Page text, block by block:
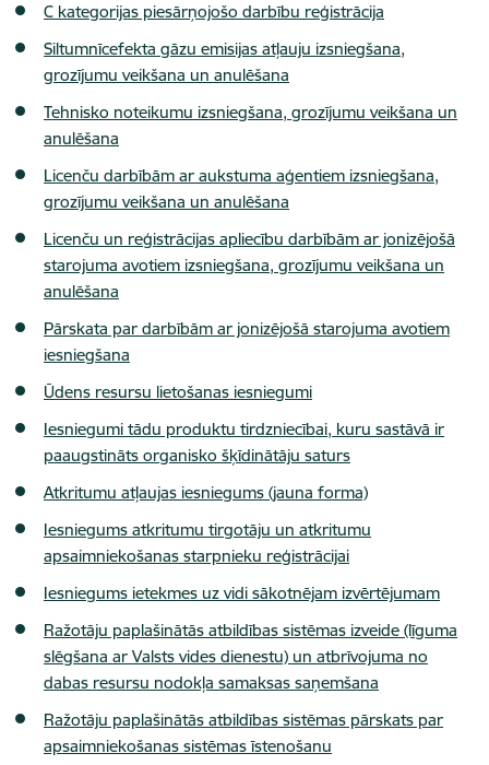
C kategorijas piesārņojošo darbību reģistrācija
Siltumnīcefekta gāzu emisijas atļauju izsniegšana,
grozījumu veikšana un anulēšana
Tehnisko noteikumu izsniegšana, grozījumu veikšana un
anulēšana
Licenču darbībām ar aukstuma aģentiem izsniegšana,
grozījumu veikšana un anulēšana
Licenču un reģistrācijas apliecību darbībām ar jonizējošā
starojuma avotiem izsniegšana, grozījumu veikšana un
anulēšana
Pārskata par darbībām ar jonizējošā starojuma avotiem
iesniegšana
Ūdens resursu lietošanas iesniegumi
Iesniegumi tādu produktu tirdzniecībai, kuru sastāvā ir
paaugstināts organisko šķīdinātāju saturs
Atkritumu atļaujas iesniegums (jauna forma)
Iesniegums atkritumu tirgotāju un atkritumu
apsaimniekošanas starpnieku reģistrācijai
Iesniegums ietekmes uz vidi sākotnējam izvērtējumam
Ražotāju paplašinātās atbildības sistēmas izveide (līguma
slēgšana ar Valsts vides dienestu) un atbrīvojuma no
dabas resursu nodokļa samaksas saņemšana
Ražotāju paplašinātās atbildības sistēmas pārskats par
apsaimniekošanas sistēmas īstenošanu